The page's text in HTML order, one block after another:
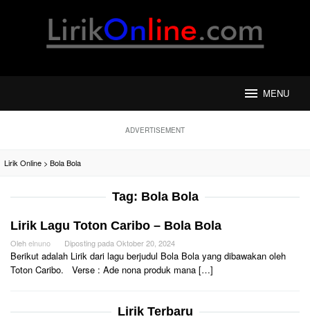
MENU
ADVERTISEMENT
Lirik Online > Bola Bola
Tag: Bola Bola
Lirik Lagu Toton Caribo – Bola Bola
Olehelnuno Diposting pada Oktober 20, 2024
Berikut adalah Lirik dari lagu berjudul Bola Bola yang dibawakan oleh
Toton Caribo. Verse : Ade nona produk mana […]
Lirik Terbaru